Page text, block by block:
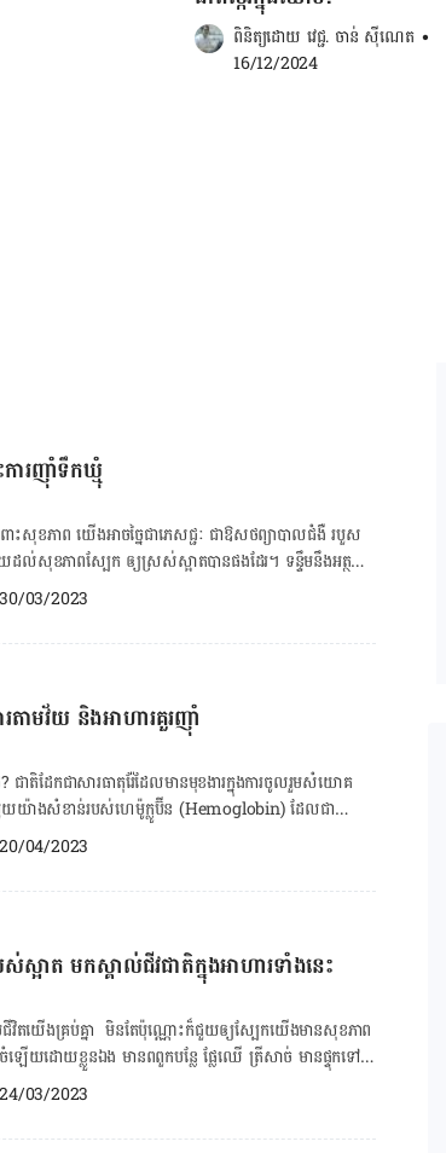
ពិនិត្យដោយ វេជ្ជ. ចាន់ ស៊ីណេត •
16/12/2024
ារញ៉ាំទឹកឃ្មុំ
ះសុខភាព យើងអាចច្នៃជាភេសជ្ជៈ ជាឱសថព្យាបាលជំងឺ របួស
ដល់សុខភាពស្បែក ឲ្យស្រស់ស្អាតបានផងដែរ។ ទន្ទឹមនឹងអត្ថ
ពោះសុខភាព ប្រសិនបើប្រើប្រាស់មិនបានត្រឹមត្រូវ។ ចង់
ះទេ ព្រោះប្រព័ន្ធភាពស៊ាំទារកមិនទាន់រឹងមាំល្អ បណ្ដាលឲ្យប៉ះ
ទារកបាន។ ២.ស្រីពពោះ ស្ដ្រីពពោះ ថ្វីដ្បិតញ៉ាំទឹកឃ្មុំមិនប៉ះ
មនុស្សទូទៅបានទេ ព្រោះការញ៉ាំច្រើនធ្វើឲ្យក្ដៅប៉ះពាល់
តវាជាករណីកម្រ ប៉ុន្ដែក៏គួប្រុងប្រយ័ត្នផងដែរ។ អ្នកប្រតិ
ា លម្អងពីស្លឹករុក្ខជាតិ (pollen) ដែលបណ្ដាលឲ្យអ្នកញ៉ាំ
បូន​
សំខាន់​ ទាក់ទងនឹងការរកឃើញជំងឺមហារីក​ទាន់ពេល ដាក់ជ្រុលពីយប់ […]
30/03/2023
តាមវ័យ និងអាហារគួរញ៉ាំ
? ជាតិដែកជាសារធាតុ​រ៉ែដែលមាន​​មុខងារក្នុងការចូលរួមសំយោគ
យយ៉ាងសំខាន់របស់ហេម៉ូក្លូប៊ីន (Hemoglobin) ​ដែលជា
តិដែកបង្កឱ្យកូនមាន​ផលវិបាក​សុខភាព​​ផ្សេងៗ ដូច​នេះ​ហើយ​ទើប​
ាតិ​ដែក​។​ ១. កម្រិតជាតិដែកកូនត្រូវការតាមវ័យ ជាទូទៅទារកទើប
ក្នុងខ្លួន​គ្រប់គ្រាន់សម្រាប់​ផលិត​ឈាម​ក្រហម​ហើយ ​មិនចាំបាច់
ារអាយុ
ាង ឯកទេសរោគកុមារ និងជំងឺឈាមលើកុមារ​នៅមន្ទីរ​ពេទ្យ​កុមារ
នឹង ជួបផលវិបាកសុខភាពធំៗបីយ៉ាង៖ ក. […]
20/04/2023
អាត​ មកស្គាល់ជីវជាតិក្នុងអាហារទាំងនេះ
តយើងគ្រប់គ្នា ​ មិនតែប៉ុណ្ណោះក៏ជួយឲ្យស្បែកយើងមានសុខភាព
ើយដោយខ្លួនឯង មានពពួកបន្លែ ផ្លែឈើ ត្រីសាច់ មានផ្ទុកទៅ
ន ជាតិរ៉ែ ដែលអាចប្រឆាំងទៅនឹងអុកស៊ីតកម្ម ការពារស្បែកពី
ើយទើប របបអាហារមានតួនាទីជួយឲ្យស្បែកយើងមាន​សុខភាព
24/03/2023